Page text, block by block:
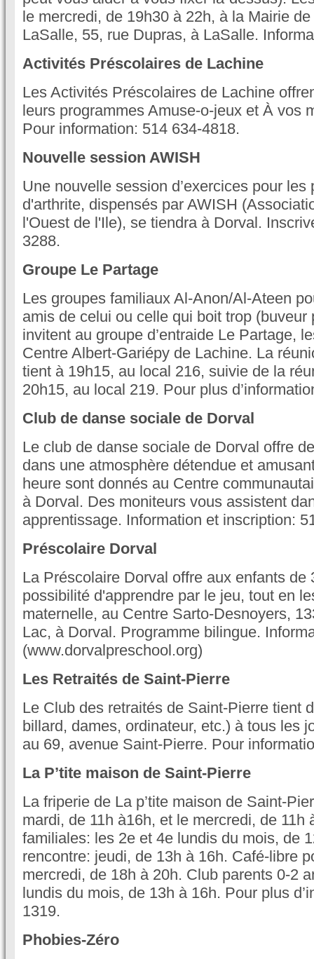
le mercredi, de 19h30 à 22h, à la Mairie de
LaSalle, 55, rue Dupras, à LaSalle.
Activités Préscolaires de Lachine
Les Activités Préscolaires de Lachine
leurs programmes Amuse-o-jeux et À vos
Pour information: 514 634-4818.
Nouvelle session AWISH
Une nouvelle session d’exercices pour les
d'arthrite, dispensés par AWISH
l'Ouest de l'Ile), se tiendra à Dorval.
3288.
Groupe Le Partage
Les groupes familiaux Al-Anon/Al-Ateen
amis de celui ou celle qui boit trop (buveur
invitent au groupe d’entraide Le Partage,
Centre Albert-Gariépy de Lachine. La
tient à 19h15, au local 216, suivie de la
20h15, au local 219. Pour plus
Club de danse sociale de Dorval
Le club de danse sociale de Dorval offre
dans une atmosphère détendue et
heure sont donnés au Centre
à Dorval. Des moniteurs vous assistent
apprentissage. Information et inscription:
Préscolaire Dorval
La Préscolaire Dorval offre aux enfants de
possibilité d'apprendre par le jeu, tout en
maternelle, au Centre Sarto-Desnoyers,
Lac, à Dorval. Programme bilingue.
(www.dorvalpreschool.org)
Les Retraités de Saint-Pierre
Le Club des retraités de Saint-Pierre tient
billard, dames, ordinateur, etc.) à tous les
au 69, avenue Saint-Pierre. Pour
La P’tite maison de Saint-Pierre
La friperie de La p’tite maison de Saint-
mardi, de 11h à16h, et le mercredi, de 11h
familiales: les 2e et 4e lundis du mois, de
rencontre: jeudi, de 13h à 16h. Café-libre
mercredi, de 18h à 20h. Club parents 0-2
lundis du mois, de 13h à 16h. Pour plus
1319.
Phobies-Zéro